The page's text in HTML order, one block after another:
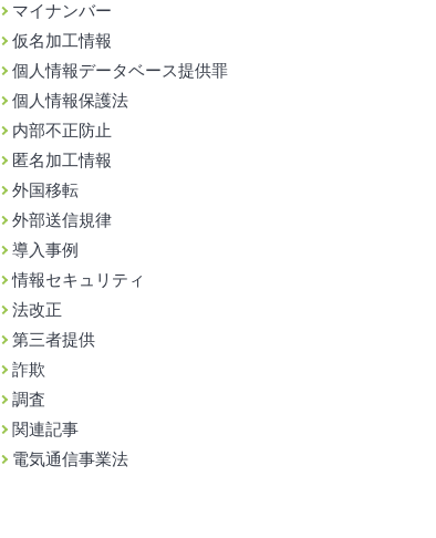
マイナンバー
仮名加工情報
個人情報データベース提供罪
個人情報保護法
内部不正防止
匿名加工情報
外国移転
外部送信規律
導入事例
情報セキュリティ
法改正
第三者提供
詐欺
調査
関連記事
電気通信事業法